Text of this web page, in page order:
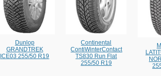
Dunlop
GRANDTREK
ICE03 255/50 R19
Continental
ContiWinterContact
TS830 Run Flat
255/50 R19